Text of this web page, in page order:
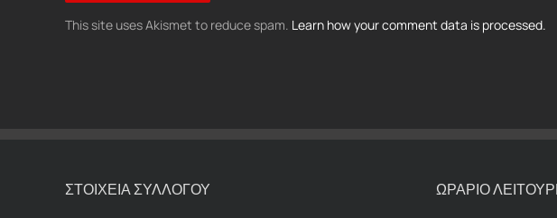
This site uses Akismet to reduce spam. Learn how your comment data is processed.
ΣΤΟΙΧΕΙΑ ΣΥΛΛΟΓΟΥ ΩΡΑΡΙΟ